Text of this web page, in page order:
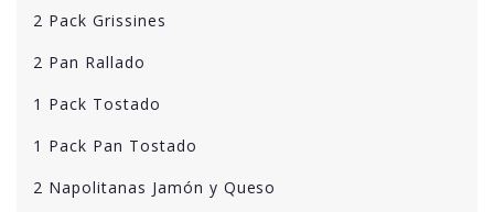
2 Pack Grissines
2 Pan Rallado
1 Pack Tostado
1 Pack Pan Tostado
2 Napolitanas Jamón y Queso